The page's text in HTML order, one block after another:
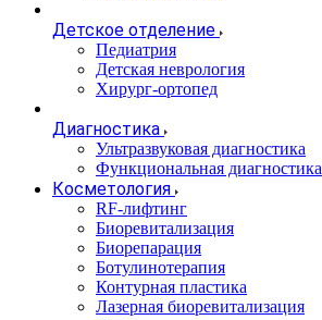
Детское отделение
Педиатрия
Детская неврология
Хирург-ортопед
Диагностика
Ультразвуковая диагностика
Функциональная диагностика
Косметология
RF-лифтинг
Биоревитализация
Биорепарация
Ботулинотерапия
Контурная пластика
Лазерная биоревитализация